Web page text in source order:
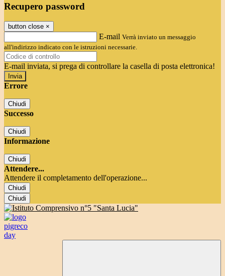
Recupero password
button close ×
E-mail Verrà inviato un messaggio
all'indirizzo indicato con le istruzioni necessarie.
E-mail inviata, si prega di controllare la casella di posta elettronica!
Errore
Chiudi
Successo
Chiudi
Informazione
Chiudi
Attendere...
Attendere il completamento dell'operazione...
Chiudi
Chiudi